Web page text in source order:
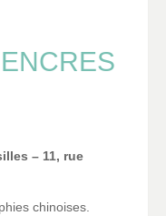
– 11, rue
chinoises.